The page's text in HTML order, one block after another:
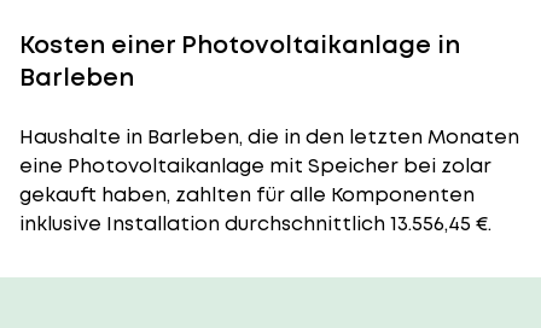
Kosten einer Photovoltaikanlage in
Barleben
Haushalte in Barleben, die in den letzten Monaten
eine Photovoltaikanlage mit Speicher bei zolar
gekauft haben, zahlten für alle Komponenten
inklusive Installation durchschnittlich 13.556,45 €.